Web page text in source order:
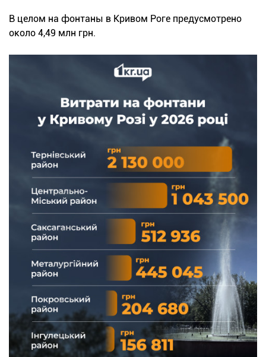
В целом на фонтаны в Кривом Роге предусмотрено
около 4,49 млн грн.